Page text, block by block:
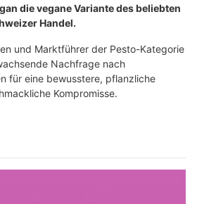
die vegane Variante des beliebten
Handel.
und Marktführer der Pesto-Kategorie
Nachfrage nach
für eine bewusstere, pflanzliche
Kompromisse.